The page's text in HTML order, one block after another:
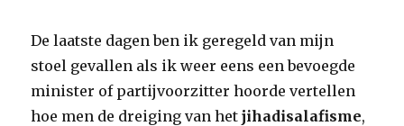
De laatste dagen ben ik geregeld van mijn
stoel gevallen als ik weer eens een bevoegde
minister of partijvoorzitter hoorde vertellen
hoe men de dreiging van hetjihadisalafisme,